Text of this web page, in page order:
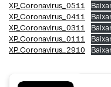
XP_Coronavirus_0511
XP_Coronavirus_0411
XP_Coronavirus_0311
XP_Coronavirus_0111
XP_Coronavirus_2910